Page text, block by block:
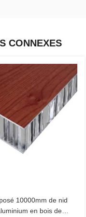
CONNEXES
10000mm de nid
en bois de